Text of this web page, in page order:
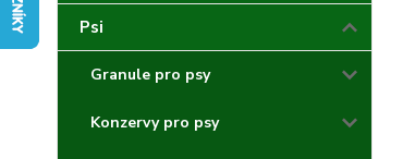
Psi
Granule pro psy
Konzervy pro psy